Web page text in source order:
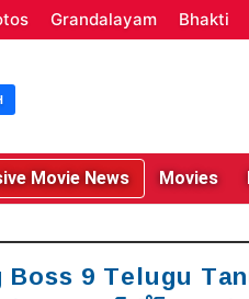
Grandalayam Bhakti
Movie News Movies
Boss 9 Telugu